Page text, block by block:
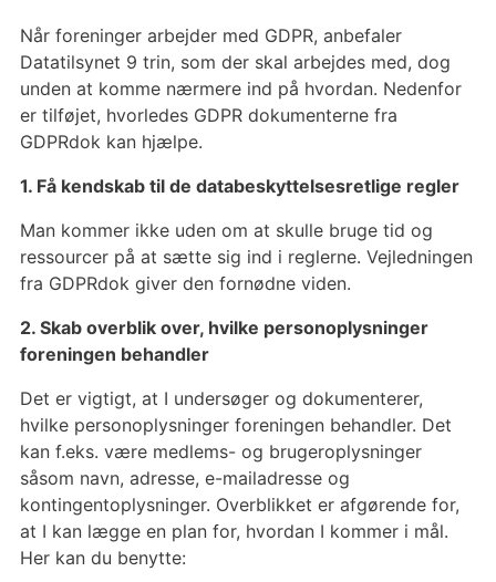
Når foreninger arbejder med GDPR, anbefaler
Datatilsynet 9 trin, som der skal arbejdes med, dog
unden at komme nærmere ind på hvordan. Nedenfor
er tilføjet, hvorledes GDPR dokumenterne fra
GDPRdok kan hjælpe.
1. Få kendskab til de databeskyttelsesretlige regler
Man kommer ikke uden om at skulle bruge tid og
ressourcer på at sætte sig ind i reglerne. Vejledningen
fra GDPRdok giver den fornødne viden.
2. Skab overblik over, hvilke personoplysninger
foreningen behandler
Det er vigtigt, at I undersøger og dokumenterer,
hvilke personoplysninger foreningen behandler. Det
kan f.eks. være medlems- og brugeroplysninger
såsom navn, adresse, e-mailadresse og
kontingentoplysninger. Overblikket er afgørende for,
at I kan lægge en plan for, hvordan I kommer i mål.
Her kan du benytte: